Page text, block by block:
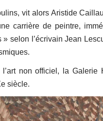
vit alors Aristide
carrière de peintre,
selon l’écrivain Jean
non officiel, la
siècle.